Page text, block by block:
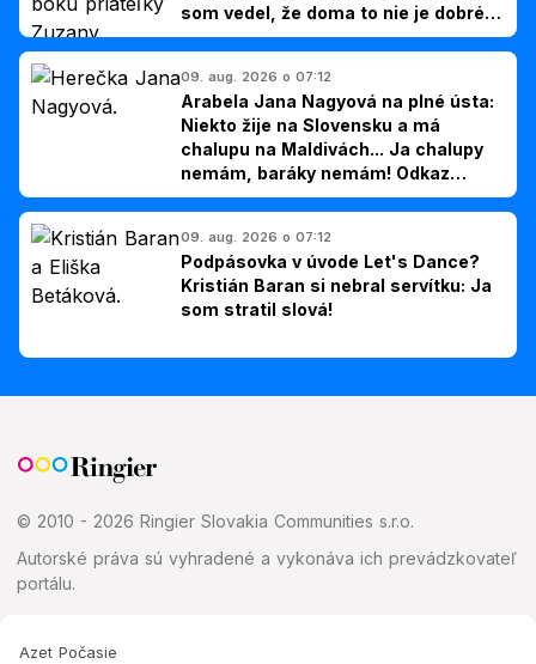
som vedel, že doma to nie je dobré,
hovorí Milan Ondrík
09. aug. 2026 o 07:12
Arabela Jana Nagyová na plné ústa:
Niekto žije na Slovensku a má
chalupu na Maldivách... Ja chalupy
nemám, baráky nemám! Odkaz
Slovákom
09. aug. 2026 o 07:12
Podpásovka v úvode Let's Dance?
Kristián Baran si nebral servítku: Ja
som stratil slová!
© 2010 - 2026 Ringier Slovakia Communities s.r.o.
Autorské práva sú vyhradené a vykonáva ich prevádzkovateľ
portálu.
Azet Počasie